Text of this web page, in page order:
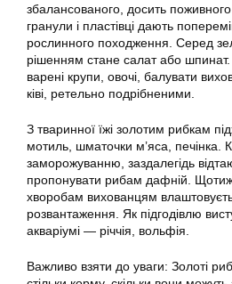
збалансованого, досить
гранули і пластівці дають
рослинного походження. Серед
рішенням стане салат або шпинат.
варені крупи, овочі, балувати
ківі, ретельно подрібненими.
З тваринної їжі золотим рибкам
мотиль, шматочки м’яса, печінка.
заморожуванню, заздалегідь
пропонувати рибам дафній.
хворобам вихованцям
розвантаження. Як підгодівлю
акваріумі — річчія, вольфія.
Важливо взяти до уваги: Золоті